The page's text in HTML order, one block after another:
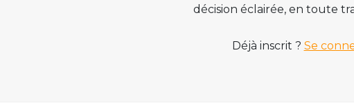
décision éclairée, en toute
Déjà inscrit ? Se